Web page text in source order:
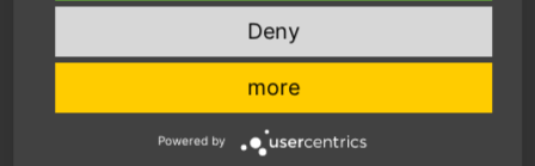
Deny
more
Powered by